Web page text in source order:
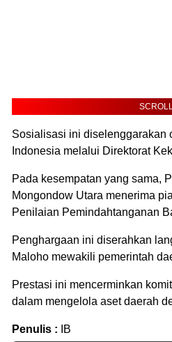
Sosialisasi ini diselenggarakan
Indonesia melalui Direktorat
Pada kesempatan yang sama,
Mongondow Utara menerima
Penilaian Pemindahtanganan
Penghargaan ini diserahkan
Maloho mewakili pemerintah
Prestasi ini mencerminkan
dalam mengelola aset daerah
Penulis : IB